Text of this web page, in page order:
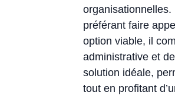
préférant faire
option viable, il
administrative et
solution idéale,
tout en profitant